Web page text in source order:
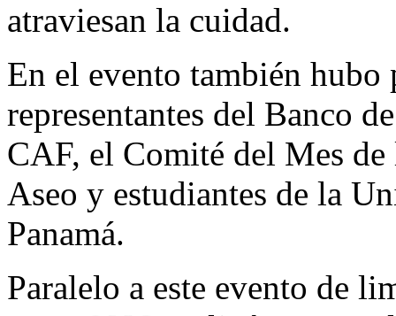
atraviesan la cuidad.
En el evento también
representantes del Banco
CAF, el Comité del Mes
Aseo y estudiantes de la
Panamá.
Paralelo a este evento de